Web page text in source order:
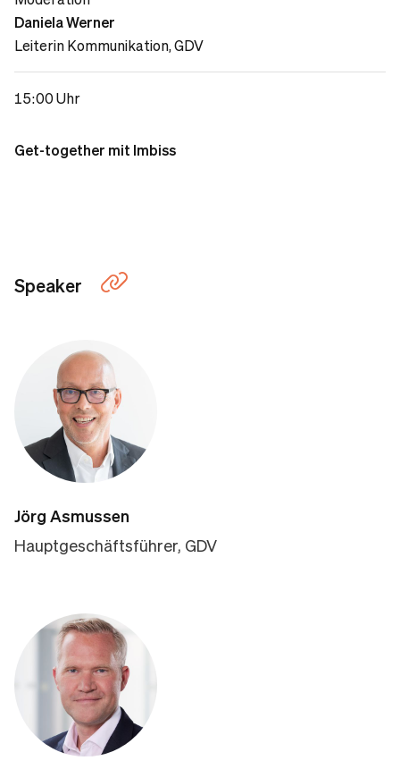
Daniela Werner
Leiterin Kommunikation, GDV
15:00 Uhr
Get-together mit Imbiss
Speaker
Jörg Asmussen
Hauptgeschäftsführer, GDV